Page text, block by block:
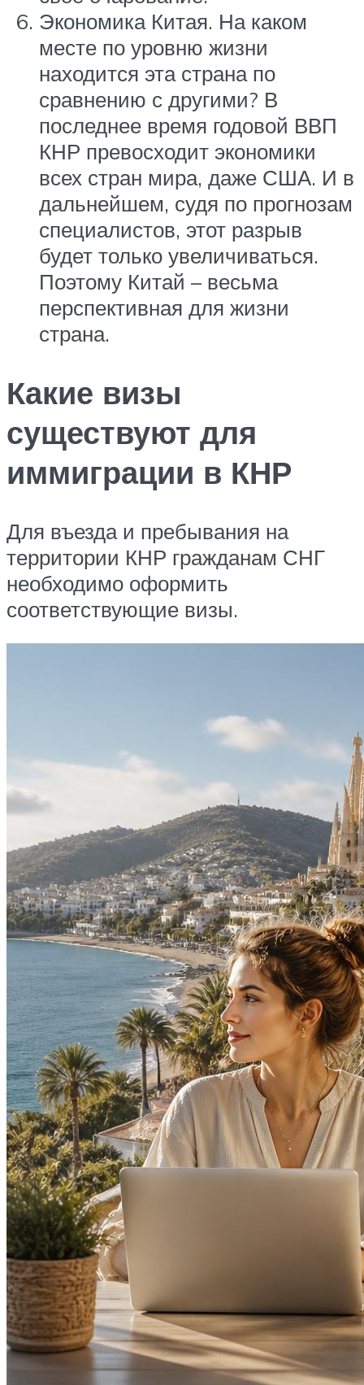
Экономика Китая. На каком
месте по уровню жизни
находится эта страна по
сравнению с другими? В
последнее время годовой ВВП
КНР превосходит экономики
всех стран мира, даже США. И в
дальнейшем, судя по прогнозам
специалистов, этот разрыв
будет только увеличиваться.
Поэтому Китай – весьма
перспективная для жизни
страна.
Какие визы
существуют для
иммиграции в КНР
Для въезда и пребывания на
территории КНР гражданам СНГ
необходимо оформить
соответствующие визы.